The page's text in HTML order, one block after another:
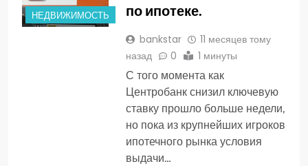
НЕДВИЖИМОСТЬ
по ипотеке.
bankstar
11 месяцев тому
назад
0 1 минуты
С того момента как
Центробанк снизил ключевую
ставку прошло больше недели,
но пока из крупнейших игроков
ипотечного рынка условия
выдачи…